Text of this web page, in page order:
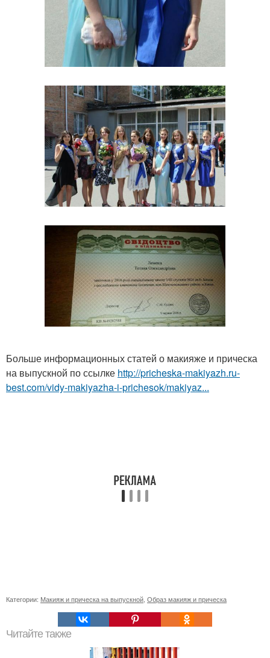
Больше информационных статей о макияже и прическа
на выпускной по ссылке http://pricheska-makiyazh.ru-
best.com/vidy-makiyazha-i-prichesok/makiyaz...
Категории: Макияж и прическа на выпускной, Образ макияж и прическа
Читайте также